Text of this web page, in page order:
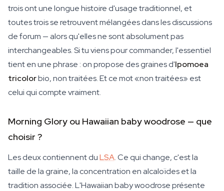
trois ont une longue histoire d'usage traditionnel, et
toutes trois se retrouvent mélangées dans les discussions
de forum — alors qu'elles ne sont absolument pas
interchangeables. Si tu viens pour commander, l'essentiel
tient en une phrase : on propose des graines d'Ipomoea
tricolorbio, non traitées. Et ce mot «non traitées» est
celui qui compte vraiment.
Morning Glory ou Hawaiian baby woodrose — que
choisir ?
Les deux contiennent duLSA. Ce qui change, c'est la
taille de la graine, la concentration en alcaloïdes et la
tradition associée. L'Hawaiian baby woodrose présente